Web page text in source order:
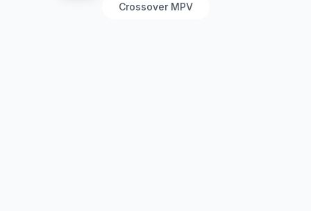
Crossover MPV